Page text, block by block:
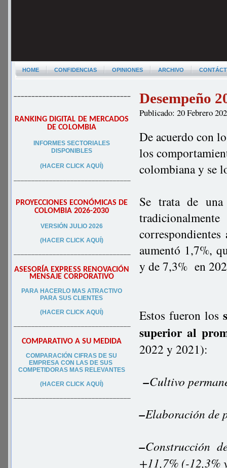
HOME CONFIDENCIAS OPINIONES ARCHIVO
–––––––––––––––––––––––––––––––––
RANKING DIGITAL DE MERCADOS
DE COLOMBIA
INFORMES SECTORIALES
DISPONIBLES
(HACER CLICK AQUÍ)
–––––––––––––––––––––––––––––––––
PROYECCIONES ECONÓMICAS DE
COLOMBIA 2026-2030
VERSIÓN JULIO 2026
(HACER CLICK AQUÍ)
–––––––––––––––––––––––––––––––––
ASESORÍA EXPRESS RENOVACIÓN
MENSAJE CORPORATIVO
PARA HACERLO MAS ATRACTIVO
PARA SUS CLIENTES
(HACER CLICK AQUÍ)
–––––––––––––––––––––––––––––––––
COMPARATIVO A SU MEDIDA
COMPARACIÓN CIFRAS DE SU
EMPRESA CON LAS DE SUS
COMPETIDORAS MAS RELEVANTES
(HACER CLICK AQUÍ)
–––––––––––––––––––––––––––––––––
Desempeño
Publicado: 20 Febrero
De acuerdo con
los
colombiana y se
Se trata de
aumentó 1,7%,
y de 7,3% en
Estos fueron los
superior al
2022 y 2021):
–Cultivo
–Elaboración de
–Construcción
+11,7% (-12,3%